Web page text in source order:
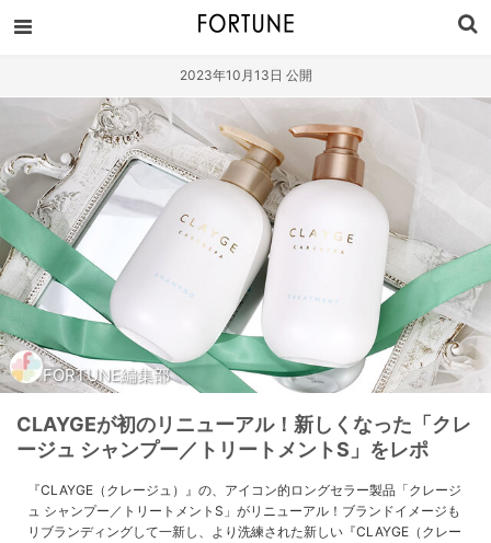
2023年10月13日 公開
FORTUNE編集部
CLAYGEが初のリニューアル！新しくなった「クレ
ージュ シャンプー／トリートメントS」をレポ
『CLAYGE（クレージュ）』の、アイコン的ロングセラー製品「クレージ
ュ シャンプー／トリートメントS」がリニューアル！ブランドイメージも
リブランディングして一新し、より洗練された新しい『CLAYGE（クレー